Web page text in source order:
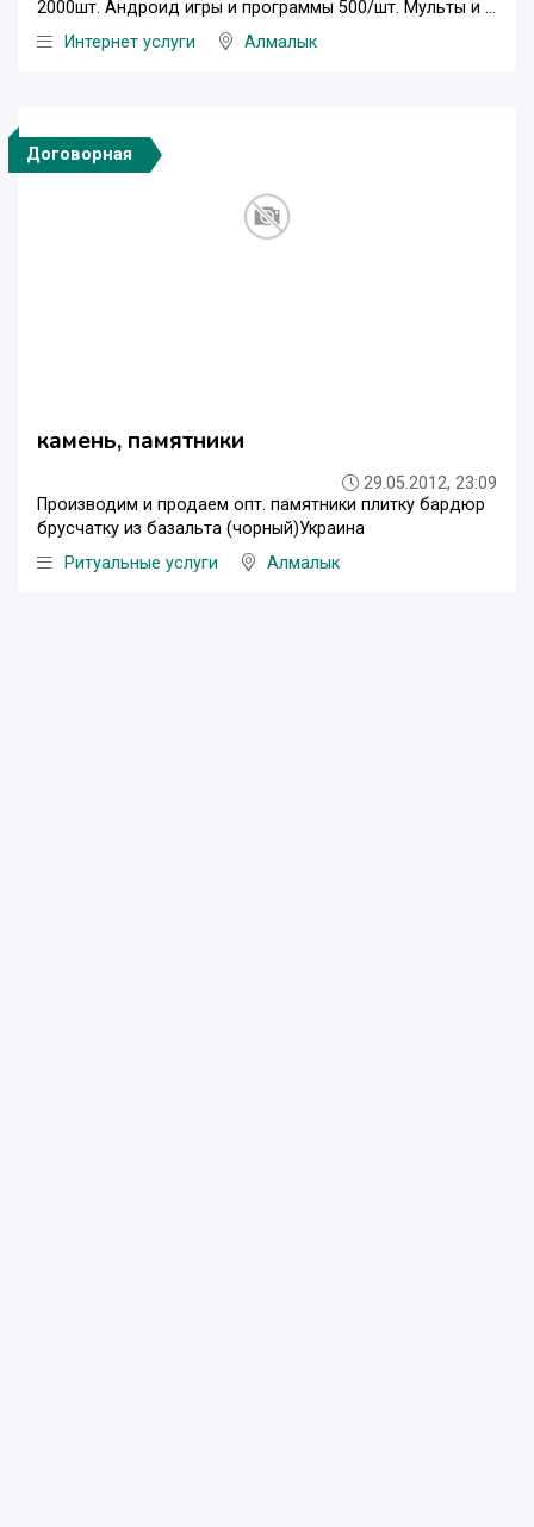
2000шт. Андроид игры и программы 500/шт. Мульты и ...
Интернет услуги
Алмалык
Договорная
камень, памятники
29.05.2012, 23:09
Производим и продаем опт. памятники плитку бардюр
брусчатку из базальта (чорный)Украина
Ритуальные услуги
Алмалык